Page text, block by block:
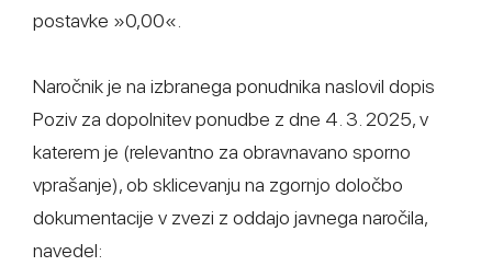
postavke »0,00«.
Naročnik je na izbranega ponudnika naslovil dopis
Poziv za dopolnitev ponudbe z dne 4. 3. 2025, v
katerem je (relevantno za obravnavano sporno
vprašanje), ob sklicevanju na zgornjo določbo
dokumentacije v zvezi z oddajo javnega naročila,
navedel: